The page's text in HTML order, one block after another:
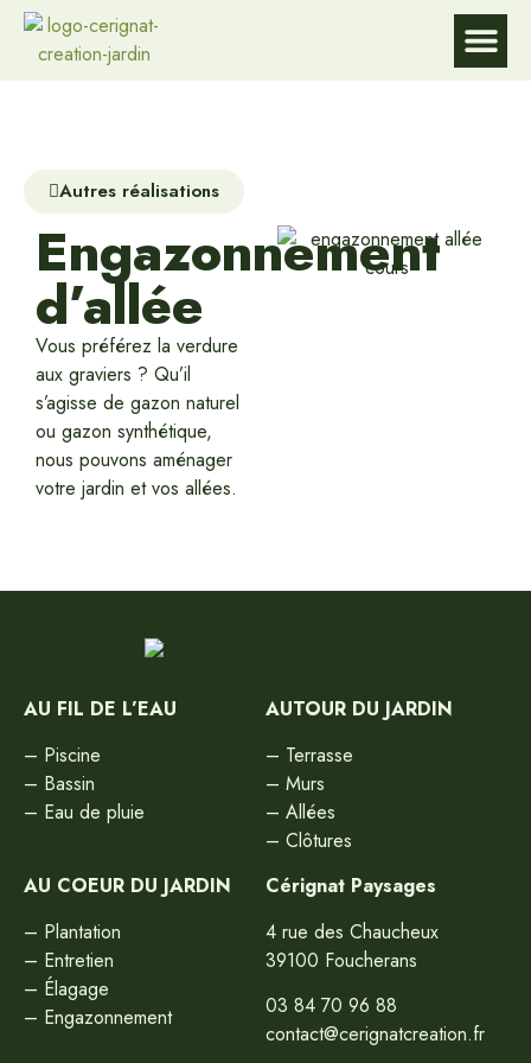
Autres réalisations
Engazonnement
d’allée
Vous préférez la verdure
aux graviers ? Qu’il
s’agisse de gazon naturel
ou gazon synthétique,
nous pouvons aménager
votre jardin et vos allées.
AU FIL DE L’EAU
– Piscine
– Bassin
– Eau de pluie
AUTOUR DU JARDIN
– Terrasse
– Murs
– Allées
– Clôtures
AU COEUR DU JARDIN
– Plantation
– Entretien
– Élagage
– Engazonnement
Cérignat Paysages
4 rue des Chaucheux
39100 Foucherans
03 84 70 96 88
contact@cerignatcreation.fr